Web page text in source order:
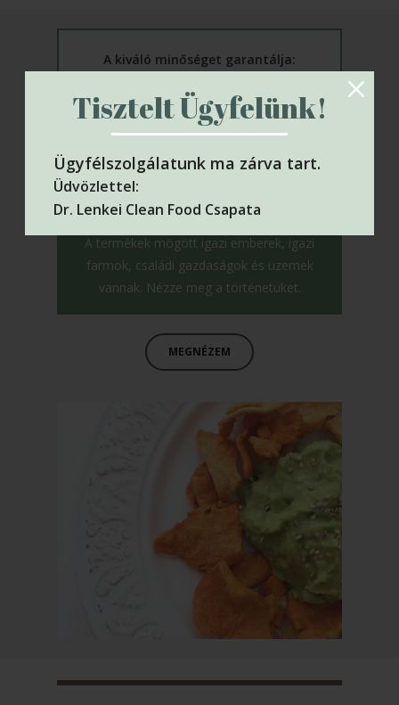
Tisztelt Ügyfelünk!
Ügyfélszolgálatunk ma zárva tart.
Üdvözlettel:
Dr. Lenkei Clean Food Csapata
A kiváló minőséget garantálja:
A termékek mögött igazi emberek, igazi
farmok, családi gazdaságok és üzemek
vannak. Nézze meg a történetüket.
MEGNÉZEM